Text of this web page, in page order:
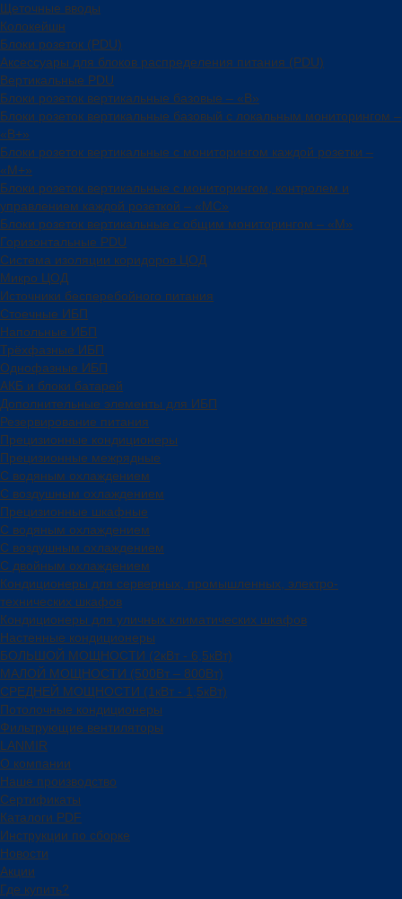
Щеточные вводы
Колокейшн
Блоки розеток (PDU)
Аксессуары для блоков распределения питания (PDU)
Вертикальные PDU
Блоки розеток вертикальные базовые – «В»
Блоки розеток вертикальные базовый с локальным мониторингом –
«В+»
Блоки розеток вертикальные с мониторингом каждой розетки –
«М+»
Блоки розеток вертикальные с мониторингом, контролем и
управлением каждой розеткой – «МС»
Блоки розеток вертикальные с общим мониторингом – «М»
Горизонтальные PDU
Система изоляции коридоров ЦОД
Микро ЦОД
Источники бесперебойного питания
Стоечные ИБП
Напольные ИБП
Трёхфазные ИБП
Однофазные ИБП
АКБ и блоки батарей
Дополнительные элементы для ИБП
Резервирование питания
Прецизионные кондиционеры
Прецизионные межрядные
С водяным охлаждением
С воздушным охлаждением
Прецизионные шкафные
С водяным охлаждением
С воздушным охлаждением
С двойным охлаждением
Кондиционеры для серверных, промышленных, электро-
технических шкафов
Кондиционеры для уличных климатических шкафов
Настенные кондиционеры
БОЛЬШОЙ МОЩНОСТИ (2кВт - 6,5кВт)
МАЛОЙ МОЩНОСТИ (500Вт – 800Вт)
СРЕДНЕЙ МОЩНОСТИ (1кВт - 1,5кВт)
Потолочные кондиционеры
Фильтрующие вентиляторы
LANMIR
О компании
Наше производство
Сертификаты
Каталоги PDF
Инструкции по сборке
Новости
Акции
Где купить?